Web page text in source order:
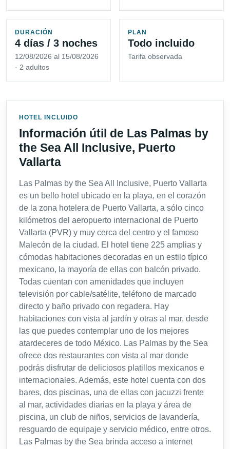
DURACIÓN
4 días / 3 noches
12/08/2026 al 15/08/2026
· 2 adultos
PLAN
Todo incluido
Tarifa observada
HOTEL INCLUIDO
Información útil de Las Palmas by
the Sea All Inclusive, Puerto
Vallarta
Las Palmas by the Sea All Inclusive, Puerto Vallarta
es un bello hotel ubicado en la playa, en el corazón
de la zona hotelera de Puerto Vallarta, a sólo cinco
kilómetros del aeropuerto internacional de Puerto
Vallarta (PVR) y muy cerca del centro y el famoso
Malecón de la ciudad. El hotel tiene 225 amplias y
cómodas habitaciones decoradas en un estilo típico
mexicano, la mayoría de ellas con balcón privado.
Todas cuentan con amenidades que incluyen
televisión por cable/satélite, teléfono de marcado
directo y baño privado con regadera. Hay
habitaciones con vista al jardín y otras al mar, desde
las que puedes contemplar uno de los mejores
atardeceres de todo México. Las Palmas by the Sea
ofrece dos restaurantes con vista al mar donde
podrás disfrutar de deliciosos platillos mexicanos e
internacionales. Además, este hotel cuenta con dos
bares, dos piscinas, una de ellas con jacuzzi frente
al mar, actividades diarias en la playa y área de
piscina, un club de niños, servicios de lavandería,
resguardo de equipaje y servicio médico, entre otros.
Las Palmas by the Sea brinda acceso a internet